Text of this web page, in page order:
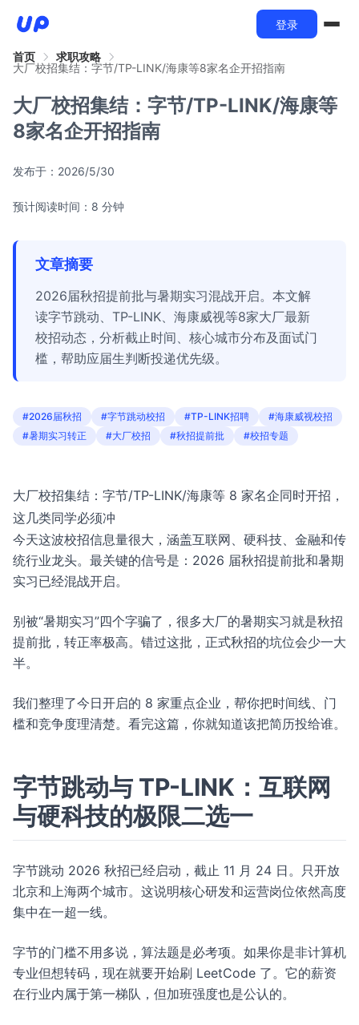
登录
首页
求职攻略
大厂校招集结：字节/TP-LINK/海康等8家名企开招指南
大厂校招集结：字节/TP-LINK/海康等
8家名企开招指南
发布于： 2026/5/30
预计阅读时间：8 分钟
文章摘要
2026届秋招提前批与暑期实习混战开启。本文解
读字节跳动、TP-LINK、海康威视等8家大厂最新
校招动态，分析截止时间、核心城市分布及面试门
槛，帮助应届生判断投递优先级。
#2026届秋招 #字节跳动校招 #TP-LINK招聘
#海康威视校招
#暑期实习转正
#大厂校招 #秋招提前批 #校招专题
大厂校招集结：字节/TP-LINK/海康等 8 家名企同时开招，
这几类同学必须冲
今天这波校招信息量很大，涵盖互联网、硬科技、金融和传
统行业龙头。最关键的信号是：2026 届秋招提前批和暑期
实习已经混战开启。
别被“暑期实习”四个字骗了，很多大厂的暑期实习就是秋招
提前批，转正率极高。错过这批，正式秋招的坑位会少一大
半。
我们整理了今日开启的 8 家重点企业，帮你把时间线、门
槛和竞争度理清楚。看完这篇，你就知道该把简历投给谁。
字节跳动与 TP-LINK：互联网
与硬科技的极限二选一
字节跳动 2026 秋招已经启动，截止 11 月 24 日。只开放
北京和上海两个城市。这说明核心研发和运营岗位依然高度
集中在一超一线。
字节的门槛不用多说，算法题是必考项。如果你是非计算机
专业但想转码，现在就要开始刷 LeetCode 了。它的薪资
在行业内属于第一梯队，但加班强度也是公认的。